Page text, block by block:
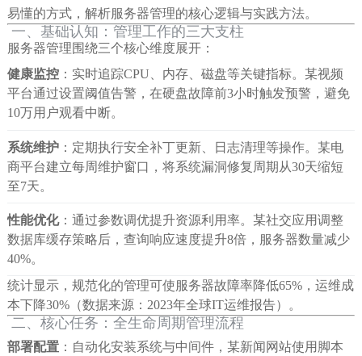
易懂的方式，解析服务器管理的核心逻辑与实践方法。
一、基础认知：管理工作的三大支柱
服务器管理围绕三个核心维度展开：
健康监控：实时追踪CPU、内存、磁盘等关键指标。某视频
平台通过设置阈值告警，在硬盘故障前3小时触发预警，避免
10万用户观看中断。
系统维护：定期执行安全补丁更新、日志清理等操作。某电
商平台建立每周维护窗口，将系统漏洞修复周期从30天缩短
至7天。
性能优化：通过参数调优提升资源利用率。某社交应用调整
数据库缓存策略后，查询响应速度提升8倍，服务器数量减少
40%。
统计显示，规范化的管理可使服务器故障率降低65%，运维成
本下降30%（数据来源：2023年全球IT运维报告）。
二、核心任务：全生命周期管理流程
部署配置：自动化安装系统与中间件，某新闻网站使用脚本